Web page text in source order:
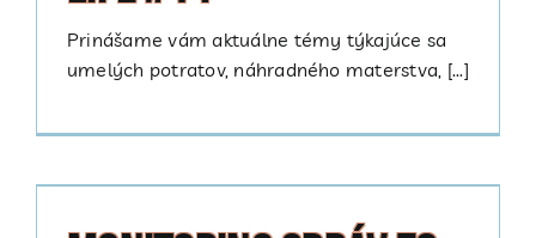
Prinášame vám aktuálne témy týkajúce sa
umelých potratov, náhradného materstva, [...]